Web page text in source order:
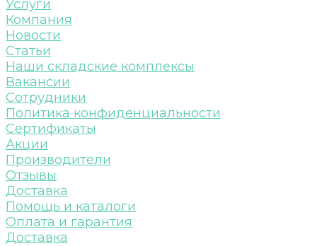
Услуги
Компания
Новости
Статьи
Наши складские комплексы
Вакансии
Сотрудники
Политика конфиденциальности
Сертификаты
Акции
Производители
Отзывы
Доставка
Помощь и каталоги
Оплата и гарантия
Доставка